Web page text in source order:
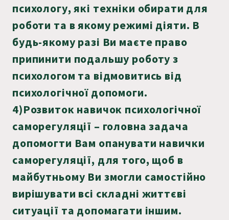
психологу, які техніки обирати для
роботи та в якому режимі діяти. В
будь-якому разі Ви маєте право
припинити подальшу роботу з
психологом та відмовитись від
психологічної допомоги.
4)Розвиток навичок психологічної
саморегуляції – головна задача
допомогти Вам опанувати навички
саморегуляції, для того, щоб в
майбутньому Ви змогли самостійно
вирішувати всі складні життєві
ситуації та допомагати іншим.